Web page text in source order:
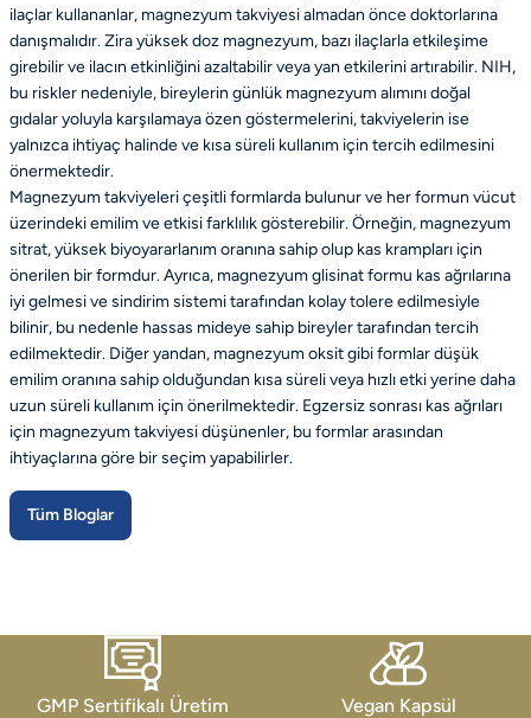
ilaçlar kullananlar, magnezyum takviyesi almadan önce doktorlarına
danışmalıdır. Zira yüksek doz magnezyum, bazı ilaçlarla etkileşime
girebilir ve ilacın etkinliğini azaltabilir veya yan etkilerini artırabilir. NIH,
bu riskler nedeniyle, bireylerin günlük magnezyum alımını doğal
gıdalar yoluyla karşılamaya özen göstermelerini, takviyelerin ise
yalnızca ihtiyaç halinde ve kısa süreli kullanım için tercih edilmesini
önermektedir.
Magnezyum takviyeleri çeşitli formlarda bulunur ve her formun vücut
üzerindeki emilim ve etkisi farklılık gösterebilir. Örneğin, magnezyum
sitrat, yüksek biyoyararlanım oranına sahip olup kas krampları için
önerilen bir formdur. Ayrıca, magnezyum glisinat formu kas ağrılarına
iyi gelmesi ve sindirim sistemi tarafından kolay tolere edilmesiyle
bilinir, bu nedenle hassas mideye sahip bireyler tarafından tercih
edilmektedir. Diğer yandan, magnezyum oksit gibi formlar düşük
emilim oranına sahip olduğundan kısa süreli veya hızlı etki yerine daha
uzun süreli kullanım için önerilmektedir. Egzersiz sonrası kas ağrıları
için magnezyum takviyesi düşünenler, bu formlar arasından
ihtiyaçlarına göre bir seçim yapabilirler.
Tüm Bloglar
GMP Sertifikalı Üretim Vegan Kapsül